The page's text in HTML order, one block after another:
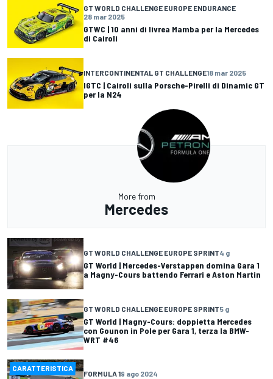
GT WORLD CHALLENGE EUROPE ENDURANCE
28 mar 2025
GTWC | 10 anni di livrea Mamba per la Mercedes
di Cairoli
INTERCONTINENTAL GT CHALLENGE18 mar 2025
IGTC | Cairoli sulla Porsche-Pirelli di Dinamic GT
per la N24
More from
Mercedes
GT WORLD CHALLENGE EUROPE SPRINT4 g
GT World | Mercedes-Verstappen domina Gara 1
a Magny-Cours battendo Ferrari e Aston Martin
GT WORLD CHALLENGE EUROPE SPRINT5 g
GT World | Magny-Cours: doppietta Mercedes
con Gounon in Pole per Gara 1, terza la BMW-
WRT #46
CARATTERISTICA
FORMULA 19 ago 2024